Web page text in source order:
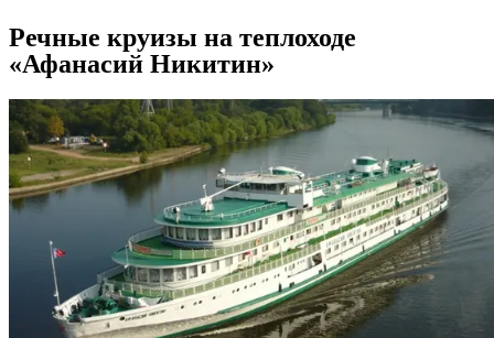
Речные круизы на теплоходе
«Афанасий Никитин»